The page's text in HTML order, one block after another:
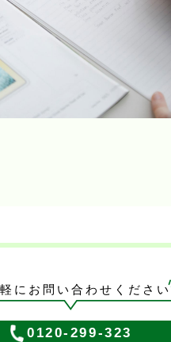
にお問い合わせください
0120-299-323